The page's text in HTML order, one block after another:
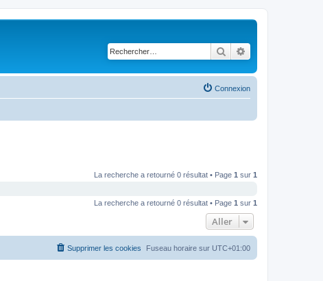
Rechercher
Connexion
La recherche a retourné 0 résultat • Page 1 sur 1
La recherche a retourné 0 résultat • Page 1 sur 1
Aller
Fuseau horaire sur UTC+01:00
Supprimer les cookies